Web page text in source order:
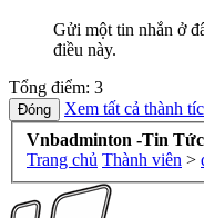
Gửi một tin nhắn ở
điều này.
Tổng điểm: 3
Xem tất cả thành
Vnbadminton -Tin
Trang chủ Thành viên >